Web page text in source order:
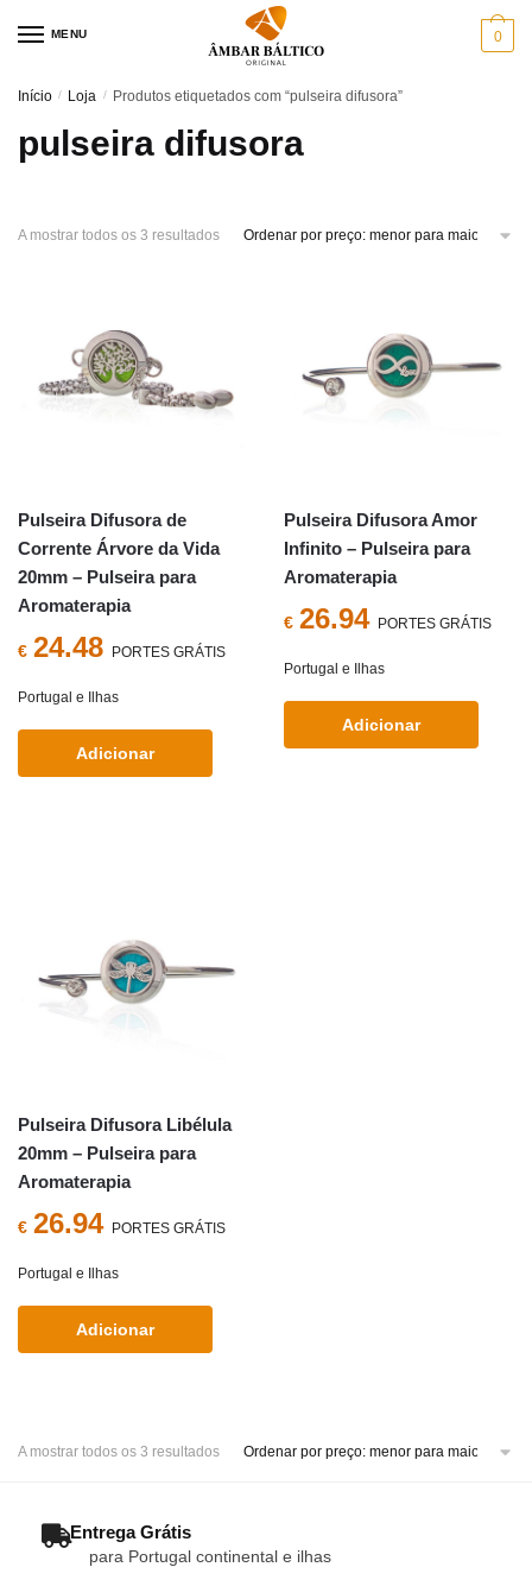
MENU 0
Início / Loja / Produtos etiquetados com “pulseira difusora”
pulseira difusora
A mostrar todos os 3 resultadosSorted
Pulseira Difusora de
Corrente Árvore da Vida
20mm – Pulseira para
Aromaterapia
€ 24.48 PORTES GRÁTIS
Portugal e Ilhas
Adicionar
Pulseira Difusora Amor
Infinito – Pulseira para
Aromaterapia
€ 26.94 PORTES GRÁTIS
Portugal e Ilhas
Adicionar
Pulseira Difusora Libélula
20mm – Pulseira para
Aromaterapia
€ 26.94 PORTES GRÁTIS
Portugal e Ilhas
Adicionar
A mostrar todos os 3 resultadosSorted
high
– Entrega Grátis
para Portugal continental e ilhas